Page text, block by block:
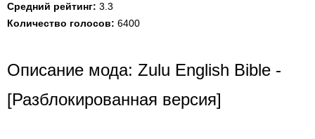
Средний рейтинг: 3.3
Количество голосов: 6400
Описание мода: Zulu English Bible -
[Разблокированная версия]